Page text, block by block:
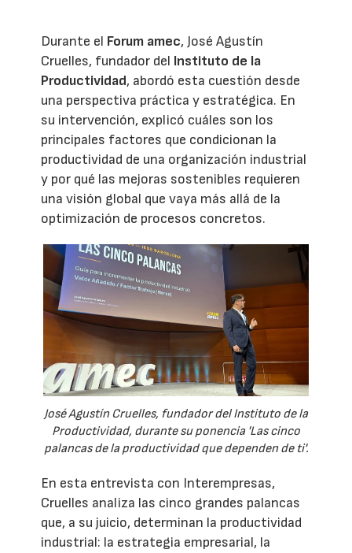
Durante el Forum amec, José Agustín
Cruelles, fundador del Instituto de la
Productividad, abordó esta cuestión desde
una perspectiva práctica y estratégica. En
su intervención, explicó cuáles son los
principales factores que condicionan la
productividad de una organización industrial
y por qué las mejoras sostenibles requieren
una visión global que vaya más allá de la
optimización de procesos concretos.
José Agustín Cruelles, fundador del Instituto de la
Productividad, durante su ponencia 'Las cinco
palancas de la productividad que dependen de ti'.
En esta entrevista con Interempresas,
Cruelles analiza las cinco grandes palancas
que, a su juicio, determinan la productividad
industrial: la estrategia empresarial, la